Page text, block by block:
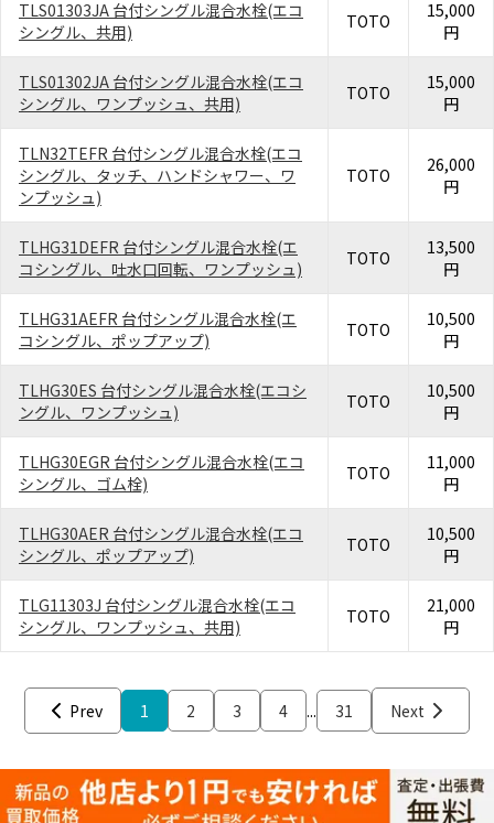
TLS01303JA 台付シングル混合水栓(エコ
シングル、共用)
TOTO
15,000
円
TLS01302JA 台付シングル混合水栓(エコ
シングル、ワンプッシュ、共用)
TOTO
15,000
円
TLN32TEFR 台付シングル混合水栓(エコ
シングル、タッチ、ハンドシャワー、ワ
ンプッシュ)
TOTO
26,000
円
TLHG31DEFR 台付シングル混合水栓(エ
コシングル、吐水口回転、ワンプッシュ)
TOTO
13,500
円
TLHG31AEFR 台付シングル混合水栓(エ
コシングル、ポップアップ)
TOTO
10,500
円
TLHG30ES 台付シングル混合水栓(エコシ
ングル、ワンプッシュ)
TOTO
10,500
円
TLHG30EGR 台付シングル混合水栓(エコ
シングル、ゴム栓)
TOTO
11,000
円
TLHG30AER 台付シングル混合水栓(エコ
シングル、ポップアップ)
TOTO
10,500
円
TLG11303J 台付シングル混合水栓(エコ
シングル、ワンプッシュ、共用)
TOTO
21,000
円
Prev 1 2 3 4 ... 31 Next